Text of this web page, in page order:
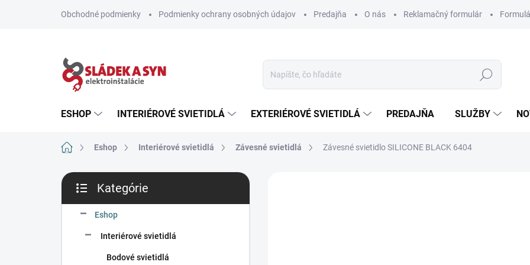
Obchodné podmienky Podmienky ochrany osobných údajov Predajňa O nás Reklamačný formulár
Hľadať
ESHOP INTERIÉROVÉ SVIETIDLÁ EXTERIÉROVÉ SVIETIDLÁ PREDAJŇA SLUŽBY
DomovEshop Interiérové svietidlá Závesné svietidlá Závesné svietidlo SILICONE BLACK 6404
B
č
kategórie
Kategórie
Eshop
Interiérové svietidlá
Bodové svietidlá